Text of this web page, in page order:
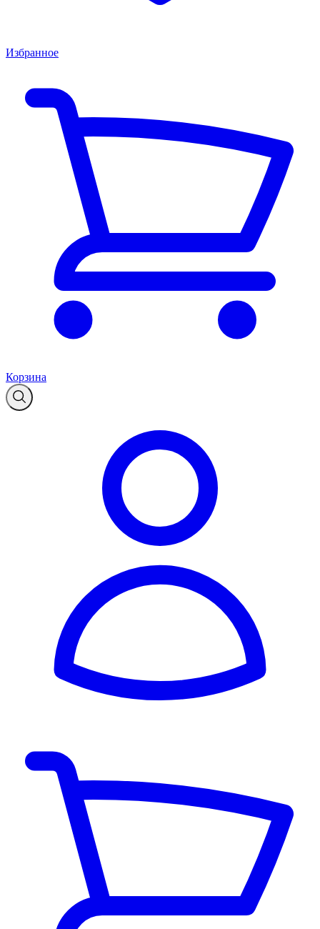
Избранное
Корзина